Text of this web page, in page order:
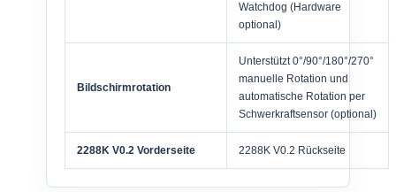
Watchdog (Hardware
optional)
Bildschirmrotation
Unterstützt 0°/90°/180°/270°
manuelle Rotation und
automatische Rotation per
Schwerkraftsensor (optional)
2288K V0.2 Vorderseite 2288K V0.2 Rückseite